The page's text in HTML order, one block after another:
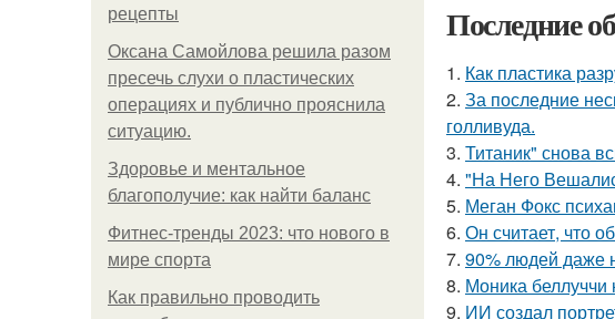
рецепты
Оксана Самойлова решила разом
пресечь слухи о пластических
операциях и публично прояснила
ситуацию.
Здоровье и ментальное
благополучие: как найти баланс
Фитнес-тренды 2023: что нового в
мире спорта
Как правильно проводить
Последние
1. Как пластика
2. За последние
голливуда.
3. Титаник" снова
4. "На Него
5. Меган Фокс
6. Он считает, что
7. 90% людей даже
8. Моника беллуччи
9. ИИ создал